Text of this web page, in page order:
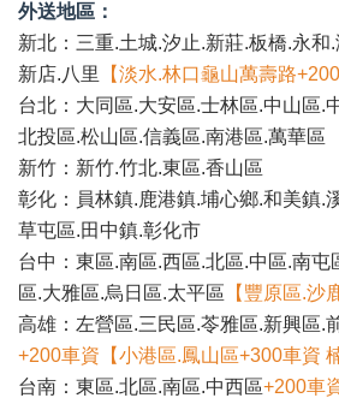
外送地區：
新北：三重.土城.汐止.新莊.板橋.永和
新店.八里
【淡水.林口龜山萬壽路+200
台北：大同區.大安區.士林區.中山區.
北投區.松山區.信義區.南港區.萬華區
新竹：新竹.竹北.東區.香山區
彰化：員林鎮.鹿港鎮.埔心鄉.和美鎮.
草屯區.田中鎮.彰化市
台中：東區.南區.西區.北區.中區.南屯
區.大雅區.烏日區.太平區 【豐原區.沙
高雄：左營區.三民區.苓雅區.新興區.
+200車資【小港區.鳳山區+300車資
台南：東區.北區.南區.中西區+200車